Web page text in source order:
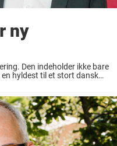
ny
Den indeholder ikke bare
hyldest til et stort dansk